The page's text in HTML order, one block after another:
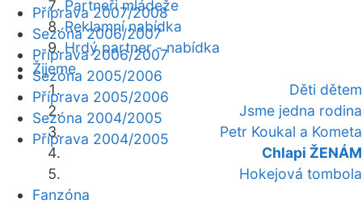
Partneři mládeže
Reklamní nabídka
Hrdý partner - nabídka
Žijeme
Děti dětem
Jsme jedna rodina
Petr Koukal a Kometa
Chlapi ŽENÁM
Hokejová tombola
Fanzóna
Příprava 2007/2008
Sezóna 2006/2007
Příprava 2006/2007
Sezóna 2005/2006
Příprava 2005/2006
Sezóna 2004/2005
Příprava 2004/2005